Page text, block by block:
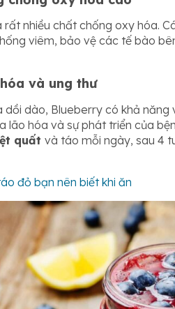
rất nhiều chất chống oxy hóa.
viêm, bảo vệ các tế bào
và ung thư
dào, Blueberry có khả
lão hóa và sự phát triển của
quất và táo mỗi ngày, sau 4
đỏ bạn nên biết khi ăn